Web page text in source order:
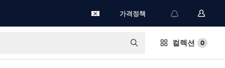
가격정책
컬렉션 0